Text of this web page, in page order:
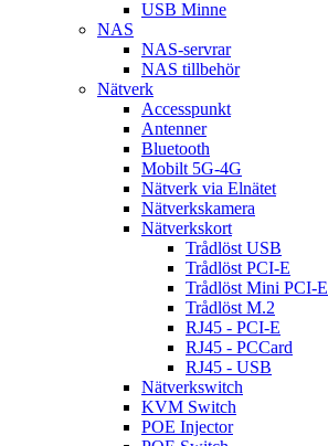
USB Minne
NAS
NAS-servrar
NAS tillbehör
Nätverk
Accesspunkt
Antenner
Bluetooth
Mobilt 5G-4G
Nätverk via Elnätet
Nätverkskamera
Nätverkskort
Trådlöst USB
Trådlöst PCI-E
Trådlöst Mini PCI-E
Trådlöst M.2
RJ45 - PCI-E
RJ45 - PCCard
RJ45 - USB
Nätverkswitch
KVM Switch
POE Injector